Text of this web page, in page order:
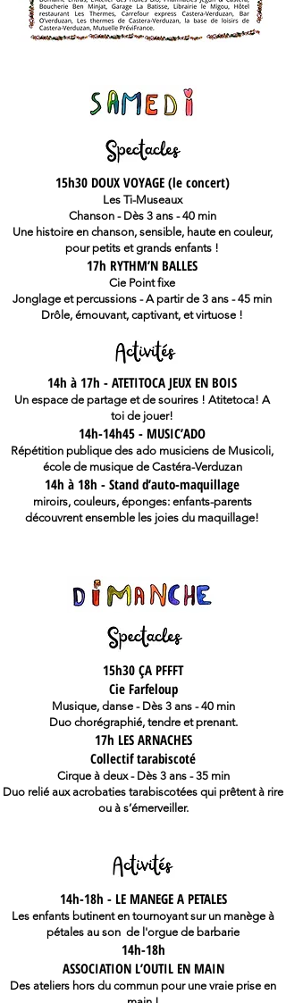
15h30 DOUX VOYAGE (le concert)
Les Ti-Museaux
Chanson - Dès 3 ans - 40 min
Une histoire en chanson, sensible, haute en couleur,
pour petits et grands enfants !
17h RYTHM’N BALLES
Cie Point fixe
Jonglage et percussions - A partir de 3 ans - 45 min
Drôle, émouvant, captivant, et virtuose !
14h à 17h - ATETITOCA JEUX EN BOIS
Un espace de partage et de sourires ! Atitetoca! A
toi de jouer!
14h-14h45 - MUSIC’ADO
Répétition publique des ado musiciens de Musicoli,
école de musique de Castéra-Verduzan
14h à 18h - Stand d’auto-maquillage
miroirs, couleurs, éponges: enfants-parents
découvrent ensemble les joies du maquillage!
15h30 ÇA PFFFT
Cie Farfeloup
Musique, danse - Dès 3 ans - 40 min
Duo chorégraphié, tendre et prenant.
17h LES ARNACHES
Collectif tarabiscoté
Cirque à deux - Dès 3 ans - 35 min
Duo relié aux acrobaties tarabiscotées qui prêtent à rire
ou à s’émerveiller.
14h-18h - LE MANEGE A PETALES
Les enfants butinent en tournoyant sur un manège à
pétales au son de l'orgue de barbarie
14h-18h
ASSOCIATION L’OUTIL EN MAIN
Des ateliers hors du commun pour une vraie prise en